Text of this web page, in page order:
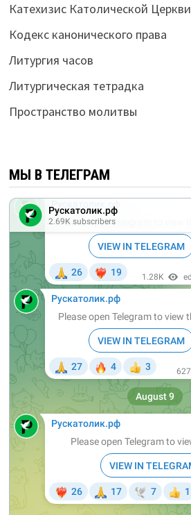
Катехизис Католической Церкви
Кодекс канонического права
Литургия часов
Литургическая тетрадка
Пространство молитвы
МЫ В ТЕЛЕГРАМ